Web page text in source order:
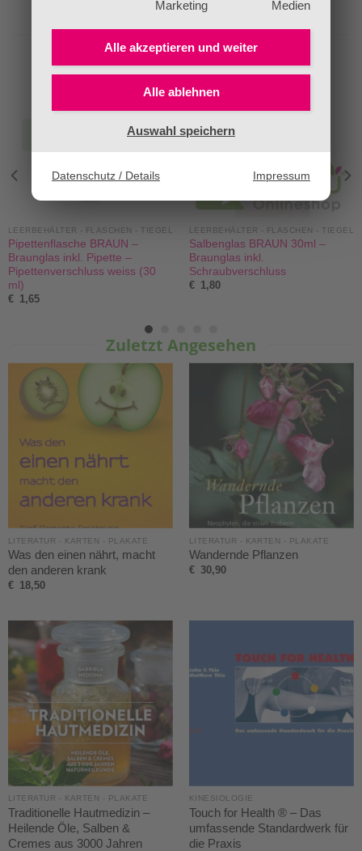
Marketing
Medien
Alle akzeptieren und weiter
Alle ablehnen
Auswahl speichern
Datenschutz / Details Impressum
Unsere Bestseller
LEERBEHÄLTER - FLASCHEN - TIEGEL
Pipettenflasche BRAUN –
Braunglas inkl. Pipette –
Pipettenverschluss weiss (30
ml)
€ 1,65
LEERBEHÄLTER - FLASCHEN - TIEGEL
Salbenglas BRAUN 30ml –
Braunglas inkl.
Schraubverschluss
€ 1,80
Zuletzt Angesehen
LITERATUR - KARTEN - PLAKATE
Was den einen nährt, macht
den anderen krank
€ 18,50
LITERATUR - KARTEN - PLAKATE
Wandernde Pflanzen
€ 30,90
LITERATUR - KARTEN - PLAKATE
Traditionelle Hautmedizin –
Heilende Öle, Salben &
Cremes aus 3000 Jahren
KINESIOLOGIE
Touch for Health ® – Das
umfassende Standardwerk für
die Praxis